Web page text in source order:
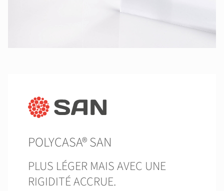
POLYCASA® SAN
PLUS LÉGER MAIS AVEC UNE
RIGIDITÉ ACCRUE.